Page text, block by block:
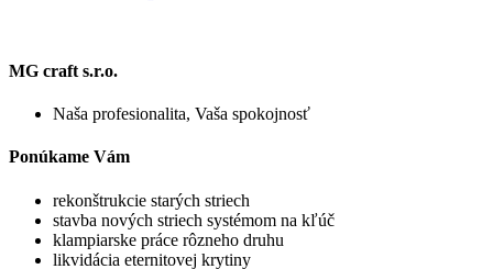
MG craft s.r.o.
Naša profesionalita, Vaša spokojnosť
Ponúkame Vám
rekonštrukcie starých striech
stavba nových striech systémom na kľúč
klampiarske práce rôzneho druhu
likvidácia eternitovej krytiny